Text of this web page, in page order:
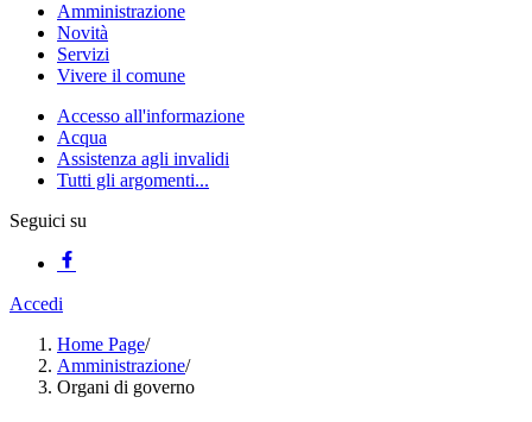
Amministrazione
Novità
Servizi
Vivere il comune
Accesso all'informazione
Acqua
Assistenza agli invalidi
Tutti gli argomenti...
Seguici su
Accedi
Home Page/
Amministrazione/
Organi di governo